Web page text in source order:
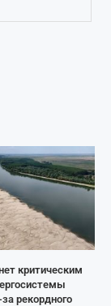
критическим
рекордного